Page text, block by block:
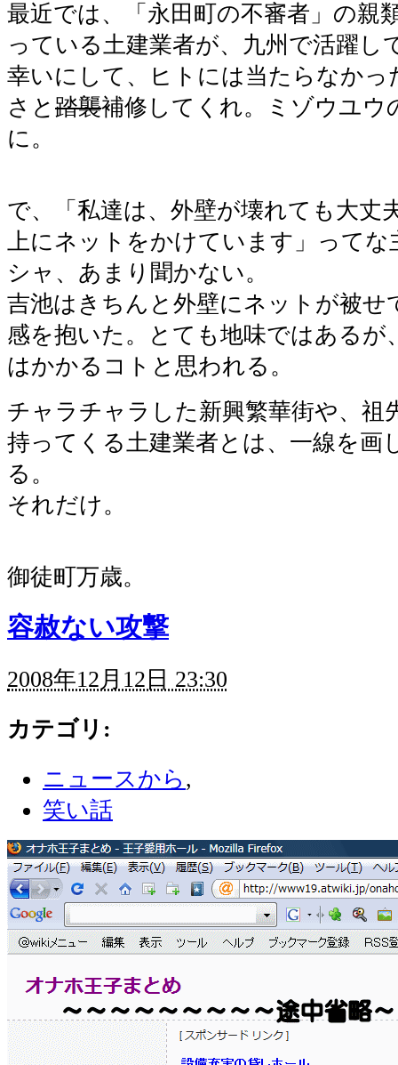
最近では、「永田町の不審者」の親
っている土建業者が、九州で活躍し
幸いにして、ヒトには当たらなかっ
さと 踏襲補修してくれ。ミゾウユウ
に。
で、「私達は、外壁が壊れても大丈
上にネットをかけています」ってな
シャ、あまり聞かない。
吉池はきちんと外壁にネットが被せ
感を抱いた。とても地味ではあるが
はかかるコトと思われる。
チャラチャラした新興繁華街や、祖
持ってくる土建業者とは、一線を画
る。
それだけ。
御徒町万歳。
容赦ない攻撃
2008年12月12日 23:30
カテゴリ :
ニュースから ,
笑い話